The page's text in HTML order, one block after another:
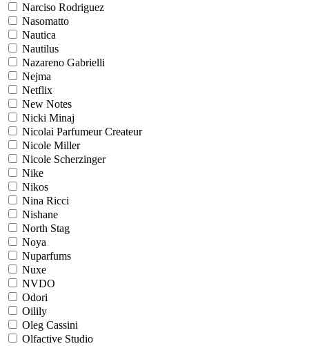
Narciso Rodriguez
Nasomatto
Nautica
Nautilus
Nazareno Gabrielli
Nejma
Netflix
New Notes
Nicki Minaj
Nicolai Parfumeur Createur
Nicole Miller
Nicole Scherzinger
Nike
Nikos
Nina Ricci
Nishane
North Stag
Noya
Nuparfums
Nuxe
NVDO
Odori
Oilily
Oleg Cassini
Olfactive Studio